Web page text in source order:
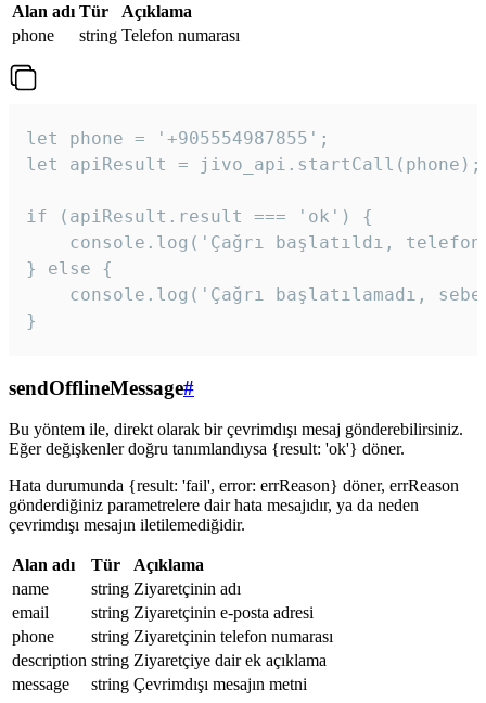
Alan adı Tür
Açıklama
phone
string Telefon numarası
let phone = '+905554987855';
let apiResult = jivo_api.startCall(phone);
if (apiResult.result === 'ok') {
console.log('Çağrı başlatıldı,
} else {
console.log('Çağrı başlatılamadı,
}
sendOfflineMessage#
Bu yöntem ile, direkt olarak bir çevrimdışı mesaj gönderebilirsiniz.
Eğer değişkenler doğru tanımlandıysa {result: 'ok'} döner.
Hata durumunda {result: 'fail', error: errReason} döner, errReason
gönderdiğiniz parametrelere dair hata mesajıdır, ya da neden
çevrimdışı mesajın iletilemediğidir.
Alan adı Tür
Açıklama
name
string Ziyaretçinin adı
email
string Ziyaretçinin e-posta adresi
phone
string Ziyaretçinin telefon numarası
description string Ziyaretçiye dair ek açıklama
message
string Çevrimdışı mesajın metni